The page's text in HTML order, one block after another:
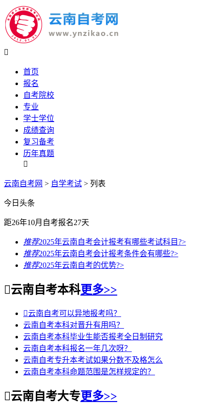

首页
报名
自考院校
专业
学士学位
成绩查询
复习备考
历年真题

云南自考网 > 自学考试 > 列表
今日头条
距26年10月自考报名27天
推荐2025年云南自考会计报考有哪些考试科目?>
推荐2025年云南自考会计报考条件会有哪些?>
推荐2025年云南自考的优势?>
云南自考本科更多>>
云南自考可以异地报考吗？
云南自考本科对晋升有用吗？
云南自考本科毕业生能否报考全日制研究
云南自考本科报名一年几次呀？
云南自考专升本考试如果分数不及格怎么
云南自考本科命题范围是怎样规定的？
云南自考大专更多>>